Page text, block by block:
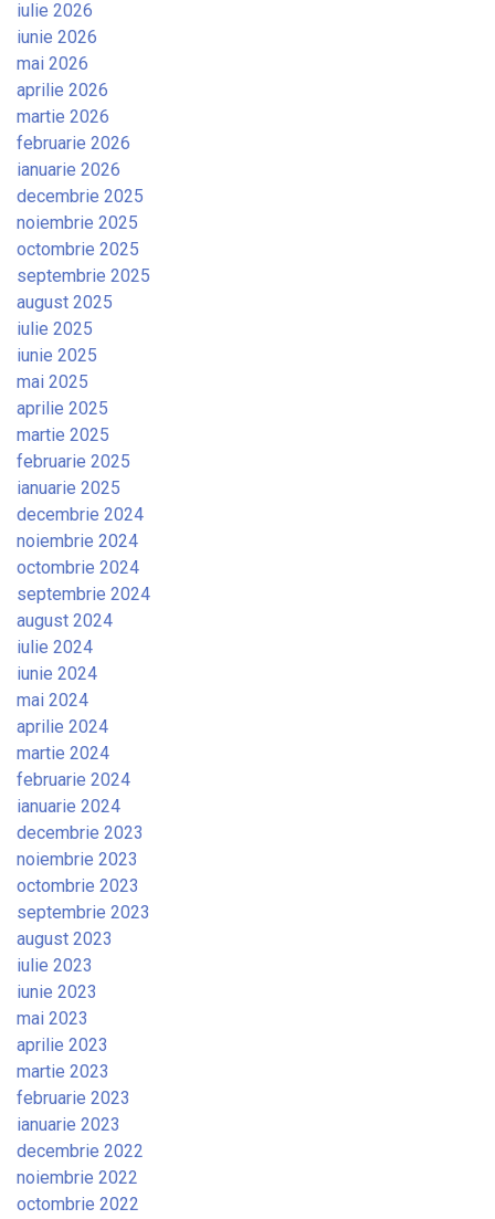
iulie 2026
iunie 2026
mai 2026
aprilie 2026
martie 2026
februarie 2026
ianuarie 2026
decembrie 2025
noiembrie 2025
octombrie 2025
septembrie 2025
august 2025
iulie 2025
iunie 2025
mai 2025
aprilie 2025
martie 2025
februarie 2025
ianuarie 2025
decembrie 2024
noiembrie 2024
octombrie 2024
septembrie 2024
august 2024
iulie 2024
iunie 2024
mai 2024
aprilie 2024
martie 2024
februarie 2024
ianuarie 2024
decembrie 2023
noiembrie 2023
octombrie 2023
septembrie 2023
august 2023
iulie 2023
iunie 2023
mai 2023
aprilie 2023
martie 2023
februarie 2023
ianuarie 2023
decembrie 2022
noiembrie 2022
octombrie 2022